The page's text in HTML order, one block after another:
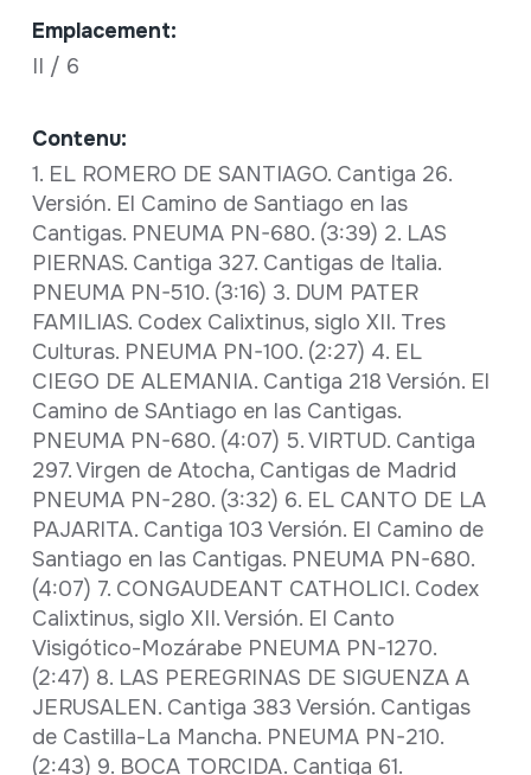
Emplacement:
II / 6
Contenu:
1. EL ROMERO DE SANTIAGO. Cantiga 26.
Versión. El Camino de Santiago en las
Cantigas. PNEUMA PN-680. (3:39) 2. LAS
PIERNAS. Cantiga 327. Cantigas de Italia.
PNEUMA PN-510. (3:16) 3. DUM PATER
FAMILIAS. Codex Calixtinus, siglo XII. Tres
Culturas. PNEUMA PN-100. (2:27) 4. EL
CIEGO DE ALEMANIA. Cantiga 218 Versión. El
Camino de SAntiago en las Cantigas.
PNEUMA PN-680. (4:07) 5. VIRTUD. Cantiga
297. Virgen de Atocha, Cantigas de Madrid
PNEUMA PN-280. (3:32) 6. EL CANTO DE LA
PAJARITA. Cantiga 103 Versión. El Camino de
Santiago en las Cantigas. PNEUMA PN-680.
(4:07) 7. CONGAUDEANT CATHOLICI. Codex
Calixtinus, siglo XII. Versión. El Canto
Visigótico-Mozárabe PNEUMA PN-1270.
(2:47) 8. LAS PEREGRINAS DE SIGUENZA A
JERUSALEN. Cantiga 383 Versión. Cantigas
de Castilla-La Mancha. PNEUMA PN-210.
(2:43) 9. BOCA TORCIDA. Cantiga 61.